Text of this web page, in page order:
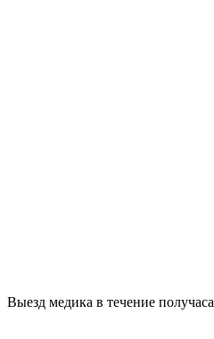
Выезд медика в течение получаса